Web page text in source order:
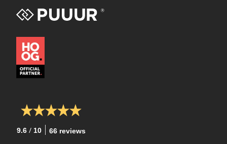
9.6 / 10 66 reviews